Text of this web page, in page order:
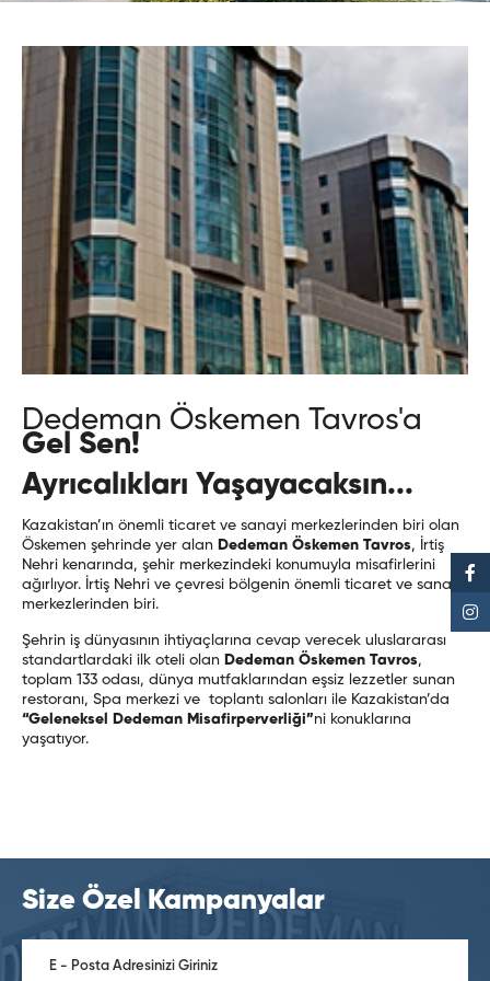
Dedeman Öskemen Tavros'a
Gel Sen!
Ayrıcalıkları Yaşayacaksın...
Kazakistan’ın önemli ticaret ve sanayi merkezlerinden biri olan
Öskemen şehrinde yer alan Dedeman Öskemen Tavros, İrtiş
Nehri kenarında, şehir merkezindeki konumuyla misafirlerini
ağırlıyor. İrtiş Nehri ve çevresi bölgenin önemli ticaret ve sanayi
merkezlerinden biri.
Şehrin iş dünyasının ihtiyaçlarına cevap verecek uluslararası
standartlardaki ilk oteli olan Dedeman Öskemen Tavros,
toplam 133 odası, dünya mutfaklarından eşsiz lezzetler sunan
restoranı, Spa merkezi ve toplantı salonları ile Kazakistan’da
“Geleneksel Dedeman Misafirperverliği”ni konuklarına
yaşatıyor.
Size Özel Kampanyalar